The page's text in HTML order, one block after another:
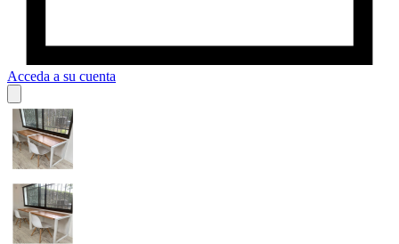
Acceda a su cuenta